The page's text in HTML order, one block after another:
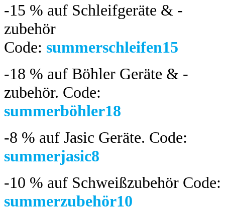
-15 % auf Schleifgeräte & -
zubehör
Code: summerschleifen15
-18 % auf Böhler Geräte & -
zubehör. Code:
summerböhler18
-8 % auf Jasic Geräte. Code:
summerjasic8
-10 % auf Schweißzubehör Code:
summerzubehör10